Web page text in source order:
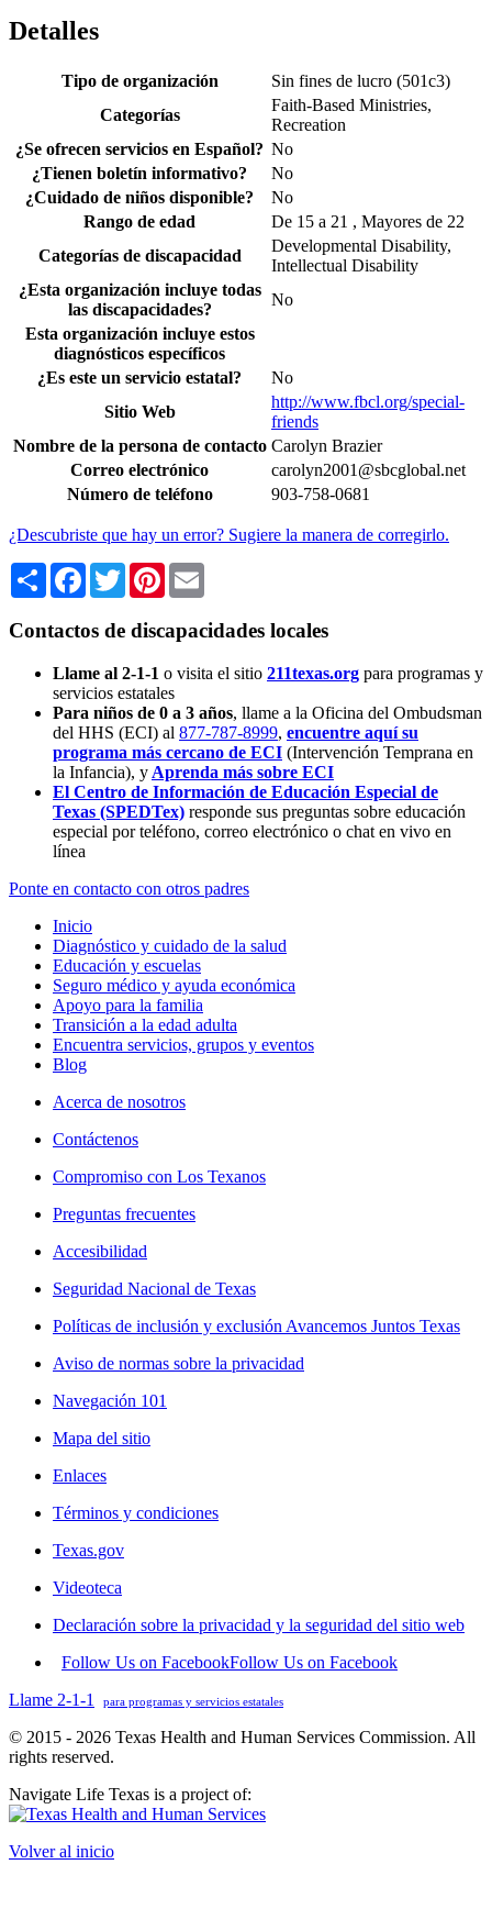
Detalles
Tipo de organización
Sin fines de lucro (501c3)
Categorías
Faith-Based Ministries,
Recreation
¿Se ofrecen servicios en Español? No
¿Tienen boletín informativo?
No
¿Cuidado de niños disponible?
No
Rango de edad
De 15 a 21 , Mayores de 22
Categorías de discapacidad
Developmental Disability,
Intellectual Disability
¿Esta organización incluye todas
las discapacidades?
No
Esta organización incluye estos
diagnósticos específicos
¿Es este un servicio estatal?
No
Sitio Web
http://www.fbcl.org/special-
friends
Nombre de la persona de contacto Carolyn Brazier
Correo electrónico
carolyn2001@sbcglobal.net
Número de teléfono
903-758-0681
¿Descubriste que hay un error? Sugiere la manera de corregirlo.
Share Facebook
TwitterPinterest
Contactos de discapacidades locales
Llame al 2-1-1 o visita el sitio 211texas.org para programas y
servicios estatales
Para niños de 0 a 3 años, llame a la Oficina del Ombudsman
del HHS (ECI) al 877-787-8999, encuentre aquí su
programa más cercano de ECI (Intervención Temprana en
la Infancia), y Aprenda más sobre ECI
El Centro de Información de Educación Especial de
Texas (SPEDTex) responde sus preguntas sobre educación
especial por teléfono, correo electrónico o chat en vivo en
línea
Ponte en contacto con otros padres
Inicio
Diagnóstico y cuidado de la salud
Educación y escuelas
Seguro médico y ayuda económica
Apoyo para la familia
Transición a la edad adulta
Encuentra servicios, grupos y eventos
Blog
Acerca de nosotros
Contáctenos
Compromiso con Los Texanos
Preguntas frecuentes
Accesibilidad
Seguridad Nacional de Texas
Políticas de inclusión y exclusión Avancemos Juntos Texas
Aviso de normas sobre la privacidad
Navegación 101
Mapa del sitio
Enlaces
Términos y condiciones
Texas.gov
Videoteca
Declaración sobre la privacidad y la seguridad del sitio web
Follow Us on FacebookFollow Us on Facebook
Llame 2-1-1
para programas y servicios estatales
© 2015 - 2026 Texas Health and Human Services Commission. All
rights reserved.
Navigate Life Texas is a project of:
Volver al inicio